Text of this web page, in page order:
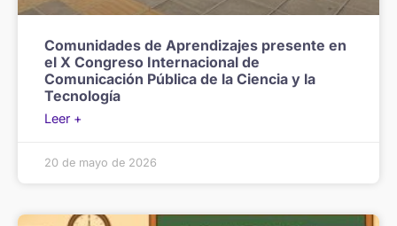
Comunidades de Aprendizajes presente en
el X Congreso Internacional de
Comunicación Pública de la Ciencia y la
Tecnología
Leer +
20 de mayo de 2026